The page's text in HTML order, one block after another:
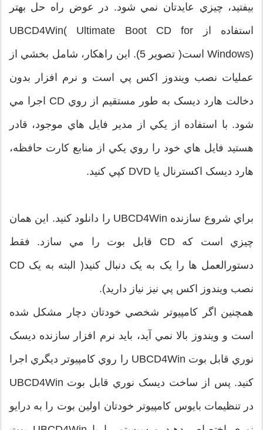
بيفتيد، چيزي عايدتان نمي شود. در عوض راه حل بهتر
استفاده از UBCD4Win( Ultimate Boot CD for
Windows) است( تصوير 5). اين راهکار، شامل بخشي از
عمليات نصب ويندوز اکس پي است و نرم افزار بدون
دخالت هارد ديسک به طور مستقيم از روي CD اجرا مي
شود. با استفاده از يکي از مدير فايل هاي موجود، قادر
هستيد فايل هاي خود را روي يکي از منابع کارت حافظه،
هارد ديسک اکسترنال يا DVD کپي کنيد.
براي شروع سازنده UBCD4Win را دانلود کنيد. اين همان
چيزي است که CD قابل بوت را مي سازد. فقط
دستورالعمل ها را يک به يک دنبال کنيد( البته به يک CD
نصب ويندوز اکس پي نيز نياز داريد).
همچنين اگر کامپيوتر شخصي خودتان دچار مشکل شده
است و ويندوز بالا نمي آيد، بايد نرم افزار سازنده ديسک
نوري قابل بوت UBCD4Win را روي کامپيوتر ديگري اجرا
کنيد. پس از ساخت ديسک نوري قابل بوت UBCD4Win
در تنظيمات بايوس کامپيوتر خودتان اولين بوت را به درايو